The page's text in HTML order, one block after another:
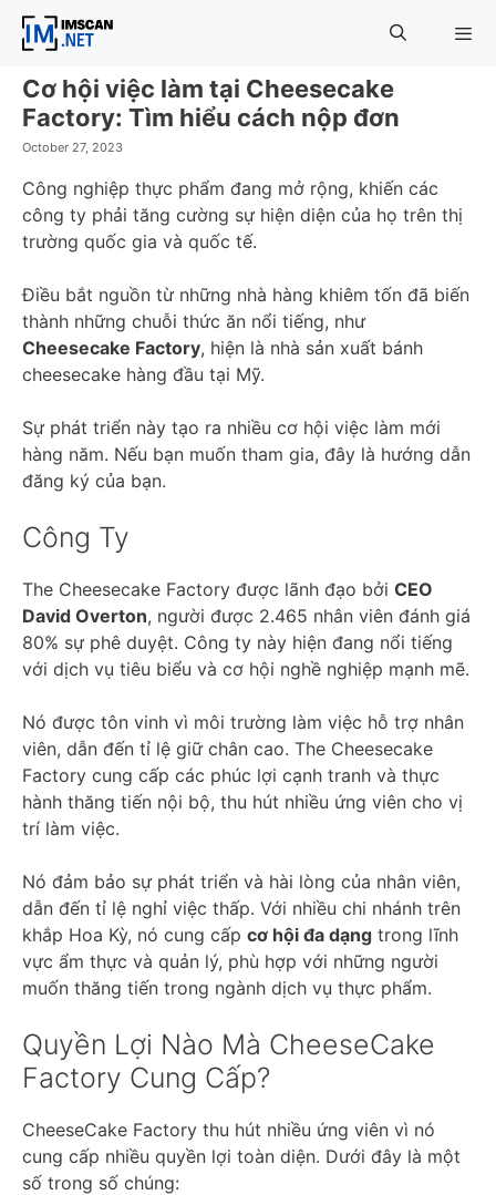
Skip
Cơ hội việc làm tại Cheesecake
Factory: Tìm hiểu cách nộp đơn
October 27, 2023
Công nghiệp thực phẩm đang mở rộng, khiến các
công ty phải tăng cường sự hiện diện của họ trên thị
trường quốc gia và quốc tế.
Điều bắt nguồn từ những nhà hàng khiêm tốn đã biến
thành những chuỗi thức ăn nổi tiếng, như
Cheesecake Factory, hiện là nhà sản xuất bánh
cheesecake hàng đầu tại Mỹ.
Sự phát triển này tạo ra nhiều cơ hội việc làm mới
hàng năm. Nếu bạn muốn tham gia, đây là hướng dẫn
đăng ký của bạn.
Công Ty
The Cheesecake Factory được lãnh đạo bởi CEO
David Overton, người được 2.465 nhân viên đánh giá
80% sự phê duyệt. Công ty này hiện đang nổi tiếng
với dịch vụ tiêu biểu và cơ hội nghề nghiệp mạnh mẽ.
Nó được tôn vinh vì môi trường làm việc hỗ trợ nhân
viên, dẫn đến tỉ lệ giữ chân cao. The Cheesecake
Factory cung cấp các phúc lợi cạnh tranh và thực
hành thăng tiến nội bộ, thu hút nhiều ứng viên cho vị
trí làm việc.
Nó đảm bảo sự phát triển và hài lòng của nhân viên,
dẫn đến tỉ lệ nghỉ việc thấp. Với nhiều chi nhánh trên
khắp Hoa Kỳ, nó cung cấp cơ hội đa dạng trong lĩnh
vực ẩm thực và quản lý, phù hợp với những người
muốn thăng tiến trong ngành dịch vụ thực phẩm.
Quyền Lợi Nào Mà CheeseCake
Factory Cung Cấp?
CheeseCake Factory thu hút nhiều ứng viên vì nó
cung cấp nhiều quyền lợi toàn diện. Dưới đây là một
số trong số chúng: